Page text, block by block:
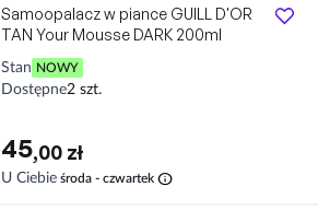
Samoopalacz w piance GUILL D'OR
TAN Your Mousse DARK 200ml
Stan NOWY
Dostępne2 szt.
45,00 zł
U Ciebie środa - czwartek info